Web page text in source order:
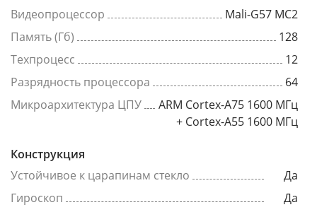
Видеопроцессор
Mali-G57 MC2
Память (Гб)
128
Техпроцесс
12
Разрядность процессора
64
Микроархитектура ЦПУ
ARM Cortex-A75 1600 МГц
+ Cortex-A55 1600 МГц
Конструкция
Устойчивое к царапинам стекло
Да
Гироскоп
Да